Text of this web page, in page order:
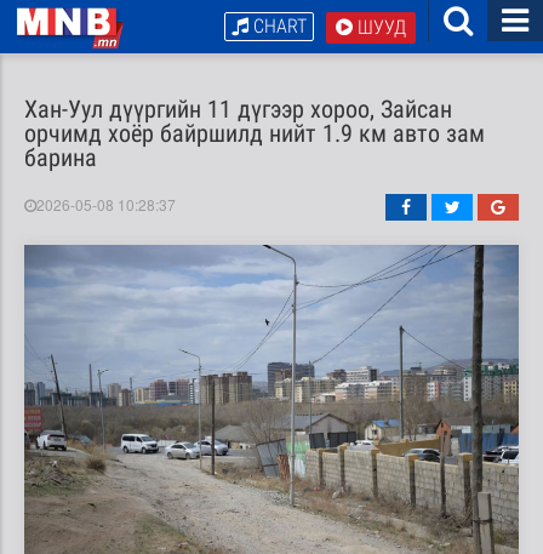
ШУУД
CHART
Хан-Уул дүүргийн 11 дүгээр хороо, Зайсан
орчимд хоёр байршилд нийт 1.9 км авто зам
барина
2026-05-08 10:28:37